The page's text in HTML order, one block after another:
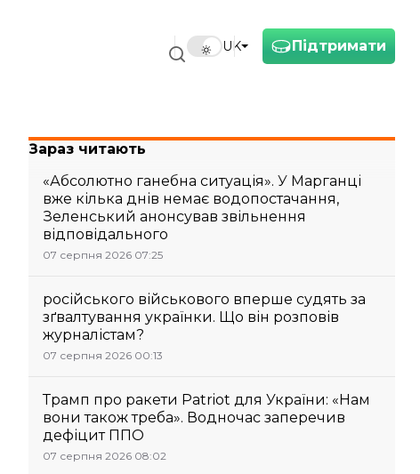
Підтримати
UK
Зараз читають
«Абсолютно ганебна ситуація». У Марганці
вже кілька днів немає водопостачання,
Зеленський анонсував звільнення
відповідального
07 серпня 2026 07:25
російського військового вперше судять за
зґвалтування українки. Що він розповів
журналістам?
07 серпня 2026 00:13
Трамп про ракети Patriot для України: «Нам
вони також треба». Водночас заперечив
дефіцит ППО
07 серпня 2026 08:02